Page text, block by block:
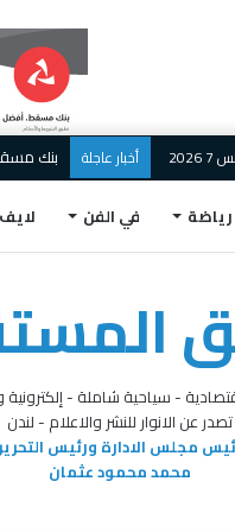
أخبار عاجلة
رياضة في الفن
- سياحية شاملة - إلكترونية
تصدر عن الانوار للنشر والاعلام - لندن
مجلس الادارة ورئيس
محمد محمود عثمان